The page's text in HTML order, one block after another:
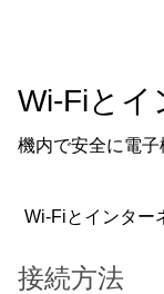
Wi-Fiとイ
機内で安全に電
Wi-Fiとインター
接続方法